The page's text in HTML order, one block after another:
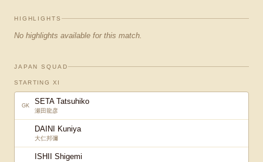
HIGHLIGHTS
No highlights available for this match.
JAPAN SQUAD
STARTING XI
GK SETA Tatsuhiko
瀬田龍彦
DAINI Kuniya
大仁邦彌
ISHII Shigemi